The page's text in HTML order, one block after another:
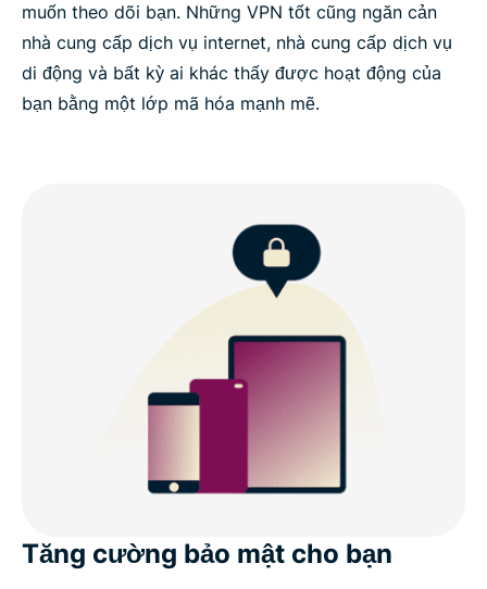
muốn theo dõi bạn. Những VPN tốt cũng ngăn cản
nhà cung cấp dịch vụ internet, nhà cung cấp dịch vụ
di động và bất kỳ ai khác thấy được hoạt động của
bạn bằng một lớp mã hóa mạnh mẽ.
Tăng cường bảo mật cho bạn